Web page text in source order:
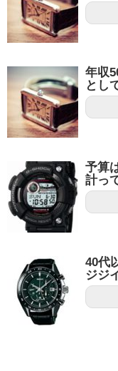
年収
とし
予算
計っ
40代
ジジ